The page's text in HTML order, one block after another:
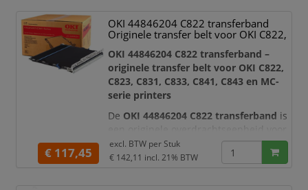
afbeeldingen en kleuren strak en
helder worden afgedrukt.
Wanneer uw printer een melding geeft
om de t
OKI 44846204 C822 transferband
Originele transfer belt voor OKI C822,
OKI 44846204 C822 transferband –
originele transfer belt voor OKI C822,
C823, C831, C833, C841, C843 en MC-
serie printers
De OKI 44846204 C822 transferband is
geselecteerde OKI A3 kleuren LED-
printers en multifunctionals. Dit
€ 117,45
excl. BTW per Stuk
€ 142,11 incl. 21% BTW